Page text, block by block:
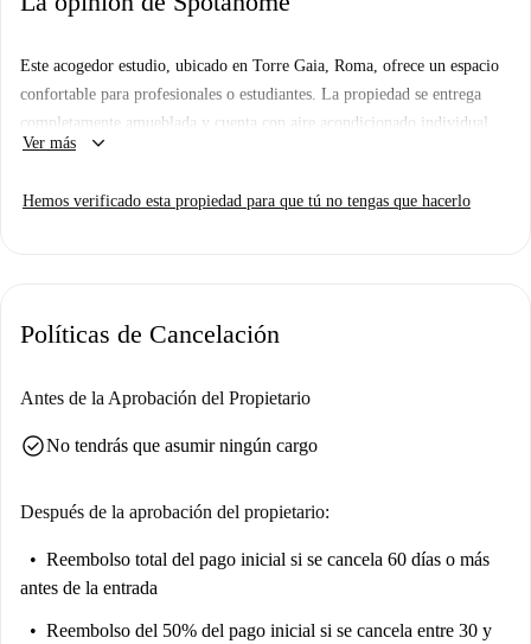
Este acogedor estudio, ubicado en Torre Gaia, Roma, ofrece un espacio
confortable para profesionales o estudiantes. La propiedad se entrega
completamente amueblada y cuenta con aire acondicionado individual,
balcón o terraza y una cocina totalmente equipada con horno. El edificio
incluye Wi-Fi, todos los residentes disfrutan de agua caliente a gas
opciones gastronómicas como Shabby Café y Drinking Bar, así como
compras diarias. El barrio también se encuentra cerca de la atracción
Ver más keyboard_arrow_down
Hemos verificado esta propiedad para que tú no tengas que hacerlo
Políticas de Cancelación
Antes de la Aprobación del Propietario
check_circleNo tendrás que asumir ningún cargo
Después de la aprobación del propietario:
Reembolso total del pago inicial si se cancela 60 días o más
antes de la entrada
Reembolso del 50% del pago inicial si se cancela entre 30 y